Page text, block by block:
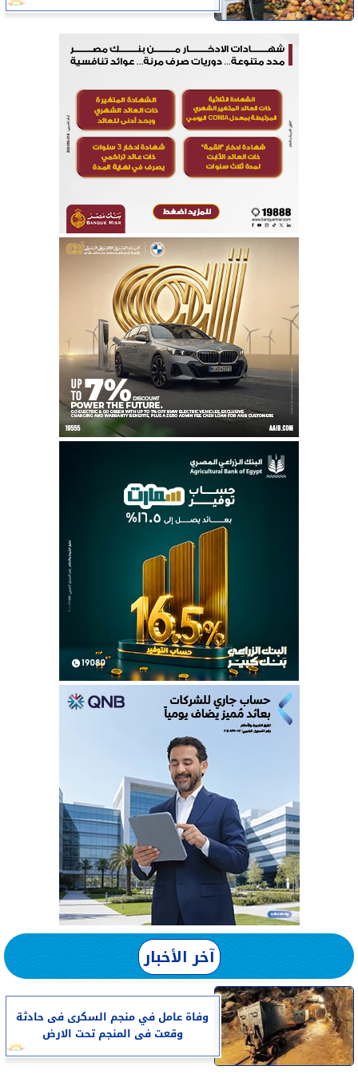
آخر الأخبار
وفاة عامل في منجم السكرى فى حادثة
وقعت فى المنجم تحت الارض